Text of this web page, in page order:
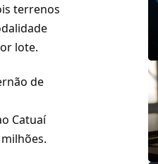
terrenos
lote.
de
Catuaí